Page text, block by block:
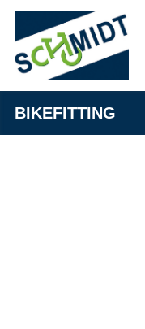
BIKEFITTING